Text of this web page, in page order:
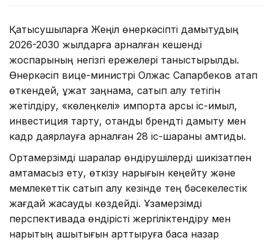
Қатысушыларға Жеңіл өнеркәсіпті дамытудың
2026-2030 жылдарға арналған кешенді
жоспарының негізгі ережелері таныстырылды.
Өнеркәсіп вице-министрі Олжас Сапарбеков атап
өткендей, құжат заңнама, сатып алу тетігін
жетілдіру, «көлеңкелі» импортқа қарсы іс-қимыл,
инвестиция тарту, отандық брендті дамыту мен
кадр даярлауға арналған 28 іс-шараны қамтиды.
Ортамерзімді шаралар өндірушілерді шикізатпен
қамтамасыз ету, өткізу нарығын кеңейту және
мемлекеттік сатып алу кезінде тең бәсекелестік
жағдай жасауды көздейді. Ұзақмерзімді
перспективада өндірісті жергіліктендіру мен
нарықтың ашықтығын арттыруға баса назар